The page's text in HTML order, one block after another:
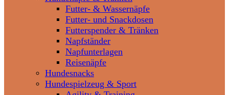
Futter- & Wassernäpfe
Futter- und Snackdosen
Futterspender & Tränken
Napfständer
Napfunterlagen
Reisenäpfe
Hundesnacks
Hundespielzeug & Sport